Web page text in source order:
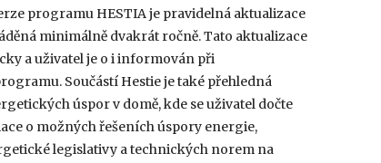
programu HESTIA je pravidelná aktualizace
minimálně dvakrát ročně. Tato aktualizace
a uživatel je o i informován při
Součástí Hestie je také přehledná
úspor v domě, kde se uživatel dočte
o možných řešeních úspory energie,
legislativy a technických norem na